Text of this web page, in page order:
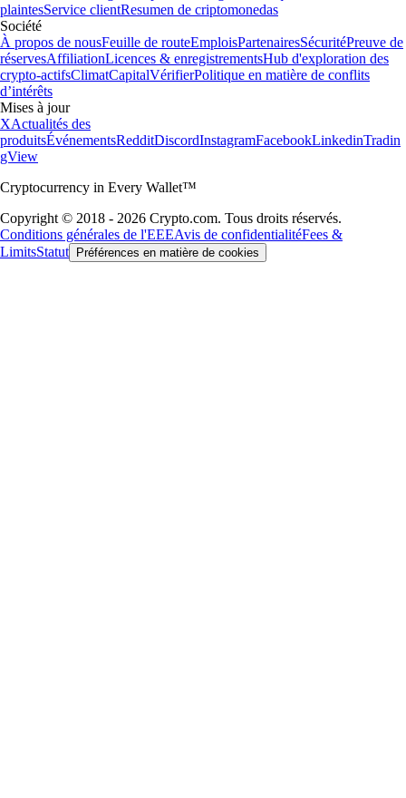
plaintesService clientResumen de criptomonedas
Société
À propos de nousFeuille de routeEmploisPartenairesSécuritéPreuve de
réservesAffiliationLicences & enregistrementsHub d'exploration des
crypto-actifsClimatCapitalVérifierPolitique en matière de conflits
d’intérêts
Mises à jour
XActualités des
produitsÉvénementsRedditDiscordInstagramFacebookLinkedinTradin
gView
Cryptocurrency in Every Wallet™
Copyright © 2018 - 2026 Crypto.com. Tous droits réservés.
Conditions générales de l'EEEAvis de confidentialitéFees &
LimitsStatut Préférences en matière de cookies